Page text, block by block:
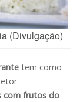
(Divulgação)
tem como
com frutos do